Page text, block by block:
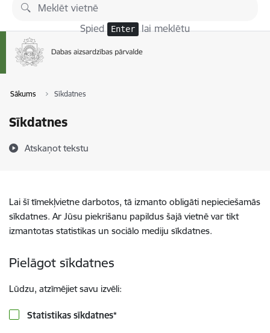
Pāriet uz lapas saturu
Spied Enter lai meklētu
Sākums Sīkdatnes
Sīkdatnes
Atskaņot tekstu
Lai šī tīmekļvietne darbotos, tā izmanto obligāti nepieciešamās
sīkdatnes. Ar Jūsu piekrišanu papildus šajā vietnē var tikt
izmantotas statistikas un sociālo mediju sīkdatnes.
Pielāgot sīkdatnes
Lūdzu, atzīmējiet savu izvēli:
Statistikas sīkdatnes*